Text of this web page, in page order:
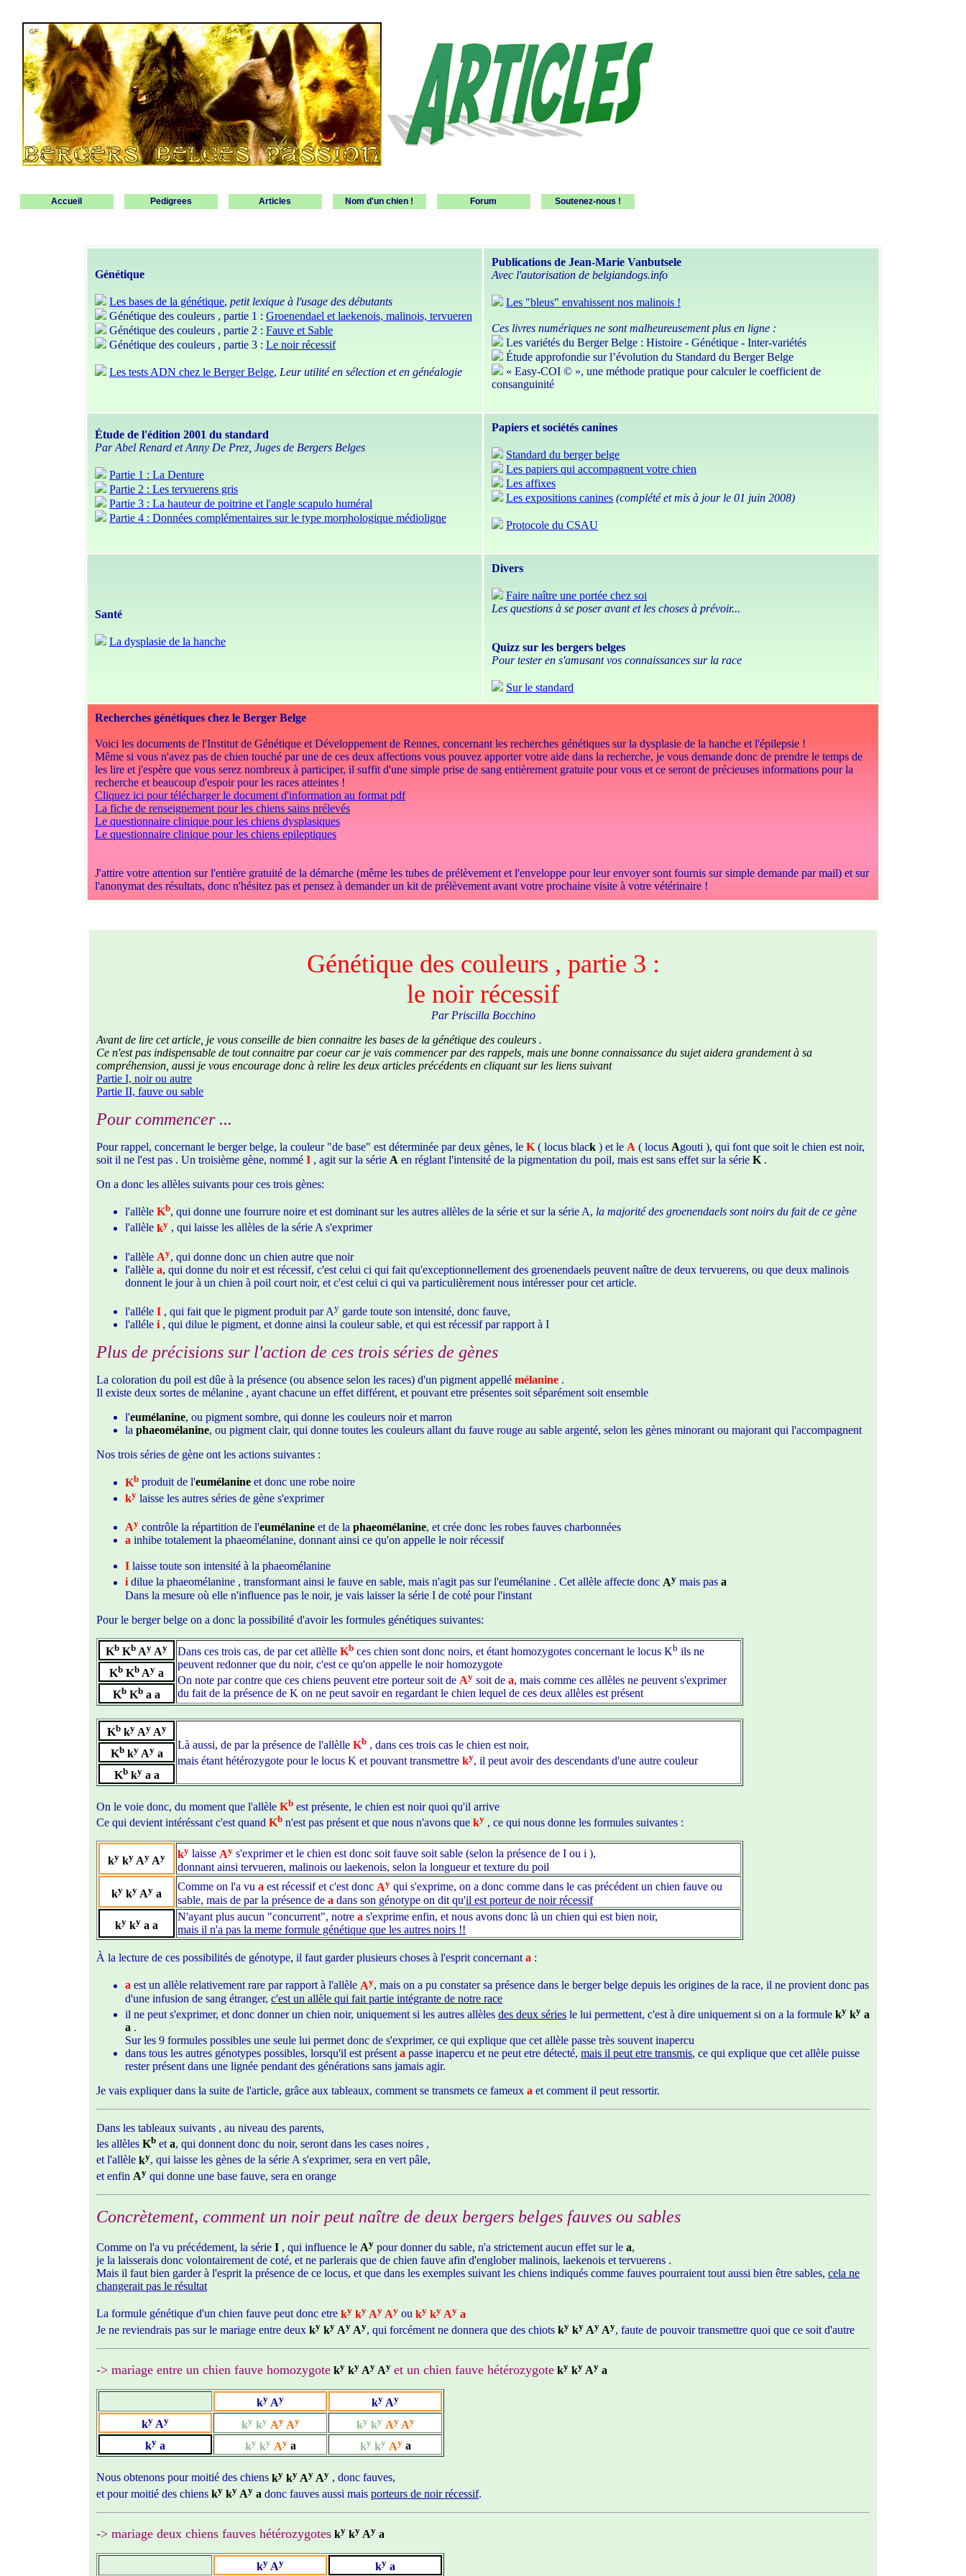
Accueil Pedigrees Articles Nom d'un chien ! Forum Soutenez-nous !
Génétique
Les bases de la génétique, petit lexique à l'usage des débutants
Génétique des couleurs , partie 1 : Groenendael et laekenois, malinois, tervueren
Génétique des couleurs , partie 2 : Fauve et Sable
Génétique des couleurs , partie 3 : Le noir récessif
Les tests ADN chez le Berger Belge, Leur utilité en sélection et en généalogie
Publications de Jean-Marie Vanbutsele
Avec l'autorisation de belgiandogs.info
Les "bleus" envahissent nos malinois !
Ces livres numériques ne sont malheureusement plus en ligne :
Les variétés du Berger Belge : Histoire - Génétique - Inter-variétés
Étude approfondie sur l’évolution du Standard du Berger Belge
« Easy-COI © », une méthode pratique pour calculer le coefficient de
consanguinité
Étude de l'édition 2001 du standard
Par Abel Renard et Anny De Prez, Juges de Bergers Belges
Partie 1 : La Denture
Partie 2 : Les tervuerens gris
Partie 3 : La hauteur de poitrine et l'angle scapulo huméral
Partie 4 : Données complémentaires sur le type morphologique médioligne
Papiers et sociétés canines
Standard du berger belge
Les papiers qui accompagnent votre chien
Les affixes
Les expositions canines (complété et mis à jour le 01 juin 2008)
Protocole du CSAU
Santé
La dysplasie de la hanche
Divers
Faire naître une portée chez soi
Les questions à se poser avant et les choses à prévoir...
Quizz sur les bergers belges
Pour tester en s'amusant vos connaissances sur la race
Sur le standard
Recherches génétiques chez le Berger Belge
Voici les documents de l'Institut de Génétique et Développement de Rennes, concernant les recherches génétiques sur la dysplasie de la hanche et l'épilepsie !
Même si vous n'avez pas de chien touché par une de ces deux affections vous pouvez apporter votre aide dans la recherche, je vous demande donc de prendre le temps de
les lire et j'espère que vous serez nombreux à participer, il suffit d'une simple prise de sang entièrement gratuite pour vous et ce seront de précieuses informations pour la
recherche et beaucoup d'espoir pour les races atteintes !
Cliquez ici pour télécharger le document d'information au format pdf
La fiche de renseignement pour les chiens sains prélevés
Le questionnaire clinique pour les chiens dysplasiques
Le questionnaire clinique pour les chiens epileptiques
J'attire votre attention sur l'entière gratuité de la démarche (même les tubes de prélèvement et l'enveloppe pour leur envoyer sont fournis sur simple demande par mail) et sur
l'anonymat des résultats, donc n'hésitez pas et pensez à demander un kit de prélèvement avant votre prochaine visite à votre vétérinaire !
Génétique des couleurs , partie 3 :
le noir récessif
Par Priscilla Bocchino
Avant de lire cet article, je vous conseille de bien connaitre les bases de la génétique des couleurs .
Ce n'est pas indispensable de tout connaitre par coeur car je vais commencer par des rappels, mais une bonne connaissance du sujetaidera grandement à sa
compréhension, aussi je vous encourage donc à relire les deux articles précédents en cliquant sur les liens suivant
Partie I, noir ou autre
Partie II, fauve ou sable
Pour commencer ...
Pour rappel, concernant le berger belge, la couleur "de base" est déterminée par deux gènes, le K ( locus black ) et le A ( locus Agouti ), qui font que soit le chien est noir,
soit il ne l'est pas . Un troisième gène, nommé I , agit sur la série A en réglant l'intensité de la pigmentation du poil, mais est sans effet sur la série K .
On a donc les allèles suivants pour ces trois gènes:
l'allèle Kb, qui donne une fourrure noire et est dominant sur les autres allèles de la série et sur la série A, la majorité des groenendaels sont noirs du fait de ce gène
l'allèle ky , qui laisse les allèles de la série A s'exprimer
l'allèle Ay, qui donne donc un chien autre que noir
l'allèle a, qui donne du noir et est récessif, c'est celui ci qui fait qu'exceptionnellement des groenendaels peuvent naître de deux tervuerens, ou que deux malinois
donnent le jour à un chien à poil court noir, et c'est celui ci qui va particulièrement nous intéresser pour cet article.
l'alléle I , qui fait que le pigment produit par Ay garde toute son intensité, donc fauve,
l'alléle i , qui dilue le pigment, et donne ainsi la couleur sable, et qui est récessif par rapport à I
Plus de précisions sur l'action de ces trois séries de gènes
La coloration du poil est dûe à la présence (ou absence selon les races) d'un pigment appellé mélanine .
Il existe deux sortes de mélanine , ayant chacune un effet différent, et pouvant etre présentes soit séparément soit ensemble
l'eumélanine, ou pigment sombre, qui donne les couleurs noir et marron
la phaeomélanine, ou pigment clair, qui donne toutes les couleurs allant du fauve rouge au sable argenté, selon les gènes minorant ou majorant qui l'accompagnent
Nos trois séries de gène ont les actions suivantes :
Kb produit de l'eumélanine et donc une robe noire
ky laisse les autres séries de gène s'exprimer
Ay contrôle la répartition de l'eumélanine et de la phaeomélanine, et crée donc les robes fauves charbonnées
a inhibe totalement la phaeomélanine, donnant ainsi ce qu'on appelle le noir récessif
I laisse toute son intensité à la phaeomélanine
idilue la phaeomélanine , transformant ainsi le fauve en sable, mais n'agit pas sur l'eumélanine . Cet allèle affecte donc Ay mais pas a
Dans la mesure où elle n'influence pas le noir, je vais laisser la série I de coté pour l'instant
Pour le berger belge on a donc la possibilité d'avoir les formules génétiques suivantes:
Kb Kb Ay Ay Dans ces trois cas, de par cet allèlle Kb ces chien sont donc noirs, et étant homozygotes concernant le locus Kb ils ne
peuvent redonner que du noir, c'est ce qu'on appelle le noir homozygote
On note par contre que ces chiens peuvent etre porteur soit de Ay soit de a, mais comme ces allèles ne peuvent s'exprimer
du fait de la présence de K on ne peut savoir en regardant le chien lequel de ces deux allèles est présent
Kb Kb Ay a
Kb Kb a a
KbkyAyAy
Là aussi, de par la présence de l'allèlle Kb , dans ces trois cas le chien est noir,
mais étant hétérozygote pour le locus K et pouvant transmettre ky, il peut avoir des descendants d'une autre couleur
KbkyAya
Kbkya a
On le voie donc, du moment que l'allèle Kb est présente, le chien est noir quoi qu'il arrive
Ce qui devient intéréssant c'est quand Kb n'est pas présent et que nous n'avons que ky , ce qui nous donne les formules suivantes :
ky ky Ay Ay ky laisse Ay s'exprimer et le chien est donc soit fauve soit sable (selon la présence de I ou i ),
donnant ainsi tervueren, malinois ou laekenois, selon la longueur et texture du poil
ky ky Ay a
Comme on l'a vu a est récessif et c'est donc Ay qui s'exprime, on a donc comme dans le cas précédent un chien fauve ou
sable, mais de par la présence de a dans son génotype on dit qu'il est porteur de noir récessif
ky ky a a
N'ayant plus aucun "concurrent", notre a s'exprime enfin, et nous avons donc là un chien qui est bien noir,
mais il n'a pas la meme formule génétique que les autres noirs !!
À la lecture de ces possibilités de génotype, il faut garder plusieurs choses à l'esprit concernant a :
a est un allèle relativement rare par rapport à l'allèle Ay, mais on a pu constater sa présence dans le berger belge depuis les origines de la race, il ne provient donc pas
d'une infusion de sang étranger, c'est un allèle qui fait partie intégrante de notre race
il ne peut s'exprimer, et donc donner un chien noir, uniquement si les autres allèles des deux séries le lui permettent, c'est à dire uniquement si on a la formule ky ky a
a .
Sur les 9 formules possibles une seule lui permet donc de s'exprimer, ce qui explique que cet allèle passe très souvent inapercu
dans tous les autres génotypes possibles, lorsqu'il est présent a passe inapercu et ne peut etre détecté, mais il peut etre transmis, ce qui explique que cet allèle puisse
rester présent dans une lignée pendant des générations sans jamais agir.
Je vais expliquer dans la suite de l'article, grâce aux tableaux, comment se transmets ce fameux a et comment il peut ressortir.
Dans les tableaux suivants , au niveau des parents,
les allèles Kb et a, qui donnent donc du noir, seront dans les cases noires ,
et l'allèle ky, qui laisse les gènes de la série A s'exprimer, sera en vert pâle,
et enfin Ay qui donne une base fauve, sera en orange
Concrètement, comment un noir peut naître de deux bergers belges fauves ou sables
Comme on l'a vu précédement, la série I , qui influence le Ay pour donner du sable, n'a strictement aucun effet sur le a,
je la laisserais donc volontairement de coté, et ne parlerais que de chien fauve afin d'englober malinois, laekenois et tervuerens .
Mais il faut bien garder à l'esprit la présence de ce locus, et que dans les exemples suivant les chiens indiqués comme fauves pourraient tout aussi bien être sables, cela ne
changerait pas le résultat
La formule génétique d'un chien fauve peut donc etre ky ky Ay Ay ou ky ky Ay a
Je ne reviendrais pas sur le mariage entre deux ky ky Ay Ay, qui forcément ne donnera que des chiots ky ky Ay Ay, faute de pouvoir transmettre quoi que ce soit d'autre
-> mariage entre un chien fauve homozygote ky ky Ay Ay et un chien fauve hétérozygote ky ky Ay a
ky Ay ky Ay
ky Ay ky ky AyAy ky ky AyAy
ky a ky ky Ay a ky ky Ay a
Nous obtenons pour moitié des chiens ky ky Ay Ay , donc fauves,
et pour moitié des chiens ky ky Ay a donc fauves aussi mais porteurs de noir récessif.
-> mariage deux chiens fauves hétérozygotes ky ky Ay a
ky Ay ky a